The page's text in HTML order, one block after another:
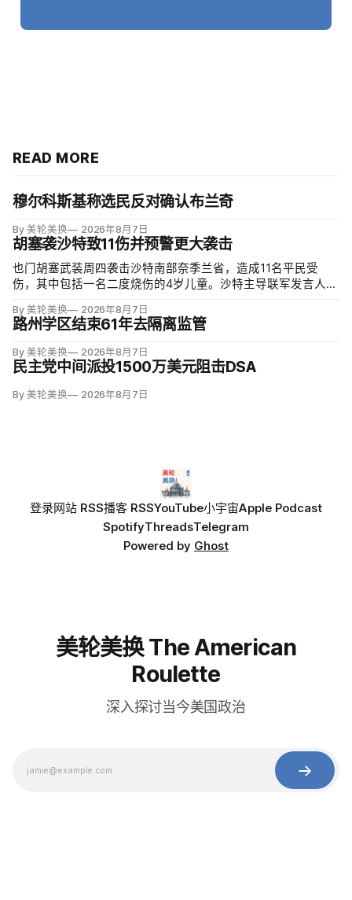
READ MORE
穆尔科斯基称选民反对确认布兰奇
By 美轮美换 2026年8月7日
胡塞袭沙特致11伤并预警更大袭击
也门胡塞武装周四袭击沙特南部奈季兰省，造成11名平民受
伤，其中包括一名二度烧伤的4岁儿童。沙特主导联军发言人图
区；
By 美轮美换 2026年8月7日
路州学区结束61年去隔离监管
By 美轮美换 2026年8月7日
民主党中间派投1500万美元阻击DSA
By 美轮美换 2026年8月7日
登录网站 RSS播客 RSSYouTube小宇宙Apple Podcast
SpotifyThreadsTelegram
Powered by Ghost
美轮美换 The American
Roulette
深入探讨当今美国政治